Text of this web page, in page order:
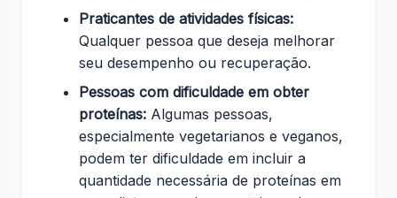
Praticantes de atividades físicas:
Qualquer pessoa que deseja melhorar
seu desempenho ou recuperação.
Pessoas com dificuldade em obter
proteínas: Algumas pessoas,
especialmente vegetarianos e veganos,
podem ter dificuldade em incluir a
quantidade necessária de proteínas em